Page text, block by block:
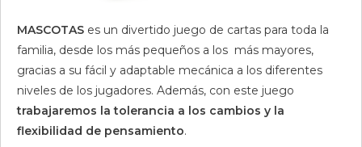
MASCOTAS es un divertido juego de cartas para toda la
familia, desde los más pequeños a los más mayores,
gracias a su fácil y adaptable mecánica a los diferentes
niveles de los jugadores. Además, con este juego
trabajaremos la tolerancia a los cambios y la
flexibilidad de pensamiento.